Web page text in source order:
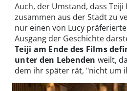
Auch, der Umstand, dass
zusammen aus der Stadt zu
nur einen von Lucy
Ausgang der Geschichte
Teiji am Ende des Films
unter den Lebenden weilt,
dem ihr später rät, "nicht um